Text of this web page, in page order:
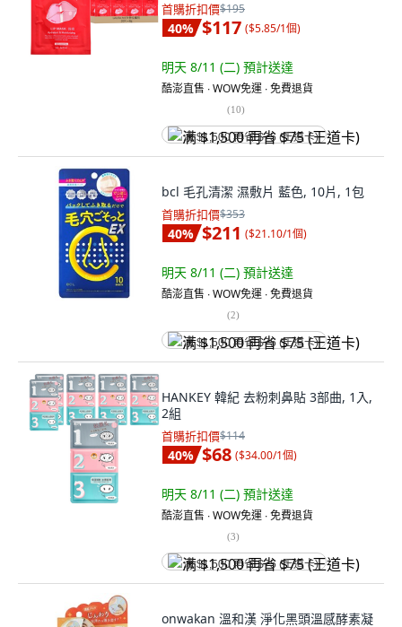
首購折扣價$195
40% $117 ($5.85/1個)
明天 8/11 (二) 預計送達
酷澎直售 ∙ WOW免運 ∙ 免費退貨
(10)
满 $1,500 再省 $75 (王道卡)
bcl 毛孔清潔 濕敷片 藍色, 10片, 1包
首購折扣價$353
40% $211 ($21.10/1個)
明天 8/11 (二) 預計送達
酷澎直售 ∙ WOW免運 ∙ 免費退貨
(2)
满 $1,500 再省 $75 (王道卡)
HANKEY 韓紀 去粉刺鼻貼 3部曲, 1入,
2組
首購折扣價$114
40% $68 ($34.00/1個)
明天 8/11 (二) 預計送達
酷澎直售 ∙ WOW免運 ∙ 免費退貨
(3)
满 $1,500 再省 $75 (王道卡)
onwakan 溫和漢 淨化黑頭溫感酵素凝